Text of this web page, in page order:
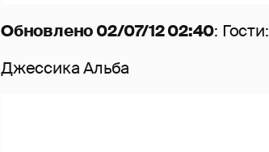
Обновлено 02/07/12 02:40: Гости:
Джессика Альба